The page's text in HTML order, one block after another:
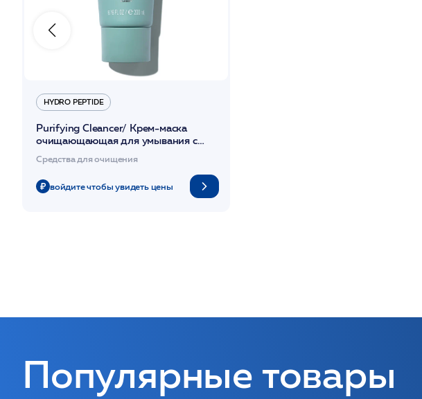
HYDRO PEPTIDE
Purifying Cleancer/ Крем-маска
очищающающая для умывания с
антимикробным действ. 200мл /HP*
Средства для очищения
войдите чтобы увидеть цены
Популярные товары